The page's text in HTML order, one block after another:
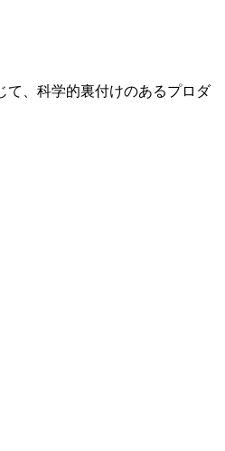
て、科学的裏付けのあるプロダ